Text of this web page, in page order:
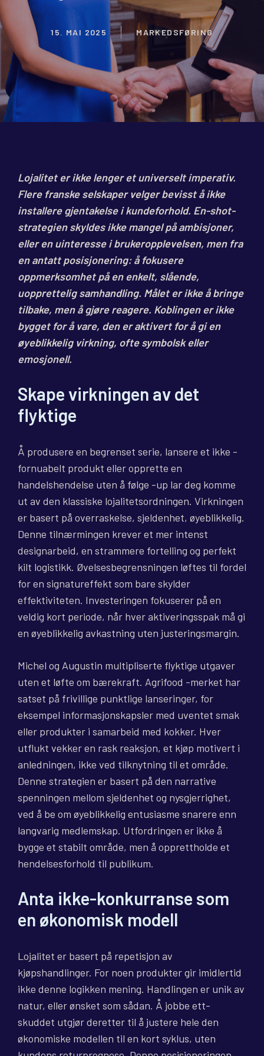
15. MAI 2025 MARKEDSFØRING
Lojalitet er ikke lenger et universelt imperativ.
Flere franske selskaper velger bevisst å ikke
installere gjentakelse i kundeforhold. En-shot-
strategien skyldes ikke mangel på ambisjoner,
eller en uinteresse i brukeropplevelsen, men fra
en antatt posisjonering: å fokusere
oppmerksomhet på en enkelt, slående,
uopprettelig samhandling. Målet er ikke å bringe
tilbake, men å gjøre reagere. Koblingen er ikke
bygget for å vare, den er aktivert for å gi en
øyeblikkelig virkning, ofte symbolsk eller
emosjonell.
Skape virkningen av det
flyktige
Å produsere en begrenset serie, lansere et ikke -
fornuabelt produkt eller opprette en
handelshendelse uten å følge -up lar deg komme
ut av den klassiske lojalitetsordningen. Virkningen
er basert på overraskelse, sjeldenhet, øyeblikkelig.
Denne tilnærmingen krever et mer intenst
designarbeid, en strammere fortelling og perfekt
kilt logistikk. Øvelsesbegrensningen løftes til fordel
for en signatureffekt som bare skylder
effektiviteten. Investeringen fokuserer på en
veldig kort periode, når hver aktiveringsspak må gi
en øyeblikkelig avkastning uten justeringsmargin.
Michel og Augustin multipliserte flyktige utgaver
uten et løfte om bærekraft. Agrifood -merket har
satset på frivillige punktlige lanseringer, for
eksempel informasjonskapsler med uventet smak
eller produkter i samarbeid med kokker. Hver
utflukt vekker en rask reaksjon, et kjøp motivert i
anledningen, ikke ved tilknytning til et område.
Denne strategien er basert på den narrative
spenningen mellom sjeldenhet og nysgjerrighet,
ved å be om øyeblikkelig entusiasme snarere enn
langvarig medlemskap. Utfordringen er ikke å
bygge et stabilt område, men å opprettholde et
hendelsesforhold til publikum.
Anta ikke-konkurranse som
en økonomisk modell
Lojalitet er basert på repetisjon av
kjøpshandlinger. For noen produkter gir imidlertid
ikke denne logikken mening. Handlingen er unik av
natur, eller ønsket som sådan. Å jobbe ett-
skuddet utgjør deretter til å justere hele den
økonomiske modellen til en kort syklus, uten